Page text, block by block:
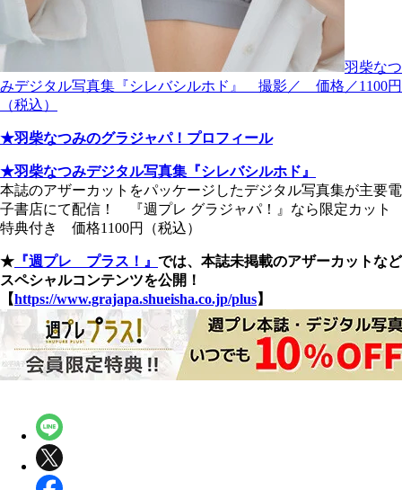
羽柴なつ
みデジタル写真集『シレバシルホド』 撮影／ 価格／1100円
（税込）
★羽柴なつみのグラジャパ！プロフィール
★羽柴なつみデジタル写真集『シレバシルホド』
本誌のアザーカットをパッケージしたデジタル写真集が主要電
子書店にて配信！ 『週プレ グラジャパ！』なら限定カット
特典付き 価格1100円（税込）
★ 『週プレ プラス！』 では、本誌未掲載のアザーカットなど
スペシャルコンテンツを公開！
【https://www.grajapa.shueisha.co.jp/plus】